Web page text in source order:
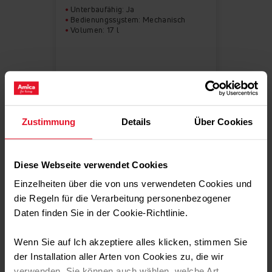
Zustimmung Details Über Cookies
Diese Webseite verwendet Cookies
Einzelheiten über die von uns verwendeten Cookies und
die Regeln für die Verarbeitung personenbezogener
Daten finden Sie in der Cookie-Richtlinie.
Wenn Sie auf Ich akzeptiere alles klicken, stimmen Sie
der Installation aller Arten von Cookies zu, die wir
Unterbaufähig: Ja
Bedienungssystem: Mechanisch
Volumen: 17 l